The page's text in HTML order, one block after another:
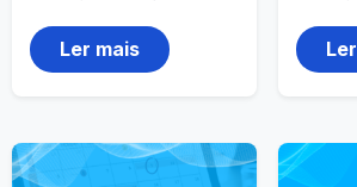
Ler mais